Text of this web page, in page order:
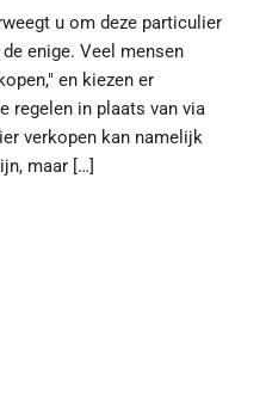
u om deze particulier
enige. Veel mensen
en kiezen er
regelen in plaats van via
verkopen kan namelijk
maar […]